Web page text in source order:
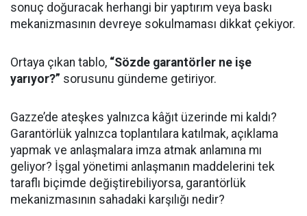
sonuç doğuracak herhangi bir yaptırım veya baskı
mekanizmasının devreye sokulmaması dikkat çekiyor.
Ortaya çıkan tablo, “Sözde garantörler ne işe
yarıyor?” sorusunu gündeme getiriyor.
Gazze’de ateşkes yalnızca kâğıt üzerinde mi kaldı?
Garantörlük yalnızca toplantılara katılmak, açıklama
yapmak ve anlaşmalara imza atmak anlamına mı
geliyor? İşgal yönetimi anlaşmanın maddelerini tek
taraflı biçimde değiştirebiliyorsa, garantörlük
mekanizmasının sahadaki karşılığı nedir?